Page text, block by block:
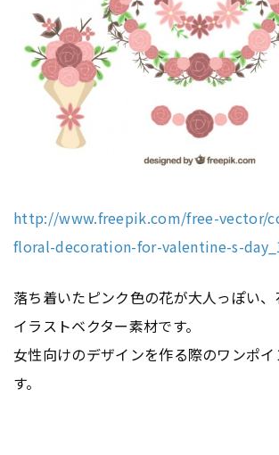
http://www.freepik.com/free-vector/
floral-decoration-for-valentine-s-
落ち着いたピンク色の花が大人っぽい
イラストベクター素材です。
女性向けのデザインを作る際のワンポイ
す。